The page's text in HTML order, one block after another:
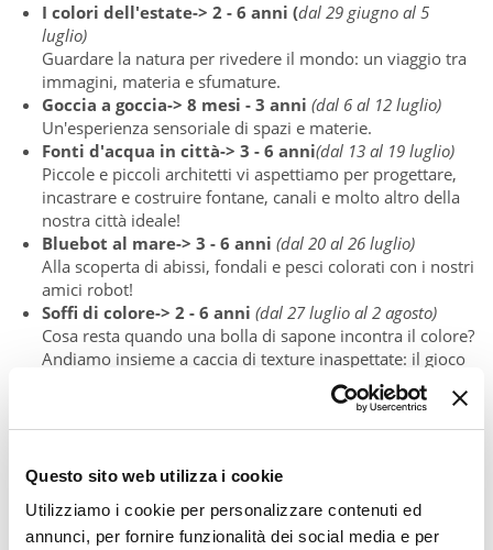
Questo sito web utilizza i cookie
Utilizziamo i cookie per personalizzare contenuti ed
annunci, per fornire funzionalità dei social media e per
I colori dell'estate-> 2 - 6 anni (dal 29 giugno al 5
luglio)
Guardare la natura per rivedere il mondo: un viaggio tra
immagini, materia e sfumature.
Goccia a goccia-> 8 mesi - 3 anni (dal 6 al 12 luglio)
Un'esperienza sensoriale di spazi e materie.
Fonti d'acqua in città-> 3 - 6 anni(dal 13 al 19 luglio)
Piccole e piccoli architetti vi aspettiamo per progettare,
incastrare e costruire fontane, canali e molto altro della
nostra città ideale!
Bluebot al mare-> 3 - 6 anni (dal 20 al 26 luglio)
Alla scoperta di abissi, fondali e pesci colorati con i nostri
amici robot!
Soffi di colore-> 2 - 6 anni (dal 27 luglio al 2 agosto)
Cosa resta quando una bolla di sapone incontra il colore?
Andiamo insieme a caccia di texture inaspettate: il gioco